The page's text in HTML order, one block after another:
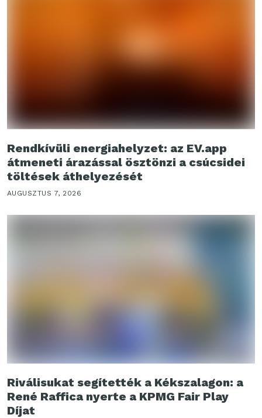
Rendkívüli energiahelyzet: az EV.app
átmeneti árazással ösztönzi a csúcsidei
töltések áthelyezését
AUGUSZTUS 7, 2026
Riválisukat segítették a Kékszalagon: a
René Raffica nyerte a KPMG Fair Play
Díjat